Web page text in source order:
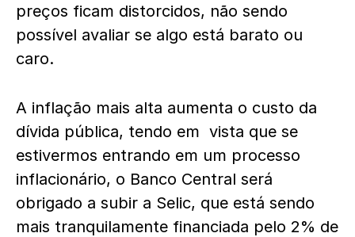
preços ficam distorcidos, não sendo
possível avaliar se algo está barato ou
caro.
A inflação mais alta aumenta o custo da
dívida pública, tendo em vista que se
estivermos entrando em um processo
inflacionário, o Banco Central será
obrigado a subir a Selic, que está sendo
mais tranquilamente financiada pelo 2% de